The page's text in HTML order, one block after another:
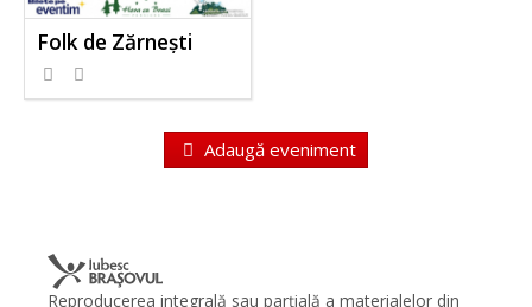
Folk de Zărnești
918
Adaugă eveniment
Reproducerea integrală sau parţială a materialelor din